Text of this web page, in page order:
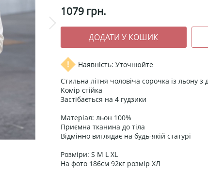
1079 грн.
Наявність: Уточнюйте
Стильна літня чоловіча сорочка із льону з
Комір стійка
Застібається на 4 гудзики
Матеріал: льон 100%
Приємна тканина до тіла
Відмінно виглядає на будь-якій статурі
Розміри: S М L XL
На фото 186см 92кг розмір ХЛ